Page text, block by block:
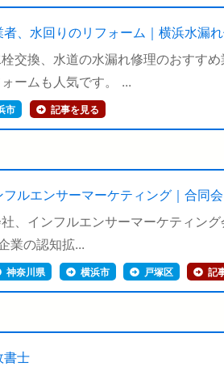
、水回りのリフォーム｜横浜水漏
交換、水道の水漏れ修理のおすす
ームも人気です。 ...
市 記事を見る
ルエンサーマーケティング｜合同会
、インフルエンサーマーケティン
業の認知拡...
神奈川県 横浜市 戸塚区 記
書士